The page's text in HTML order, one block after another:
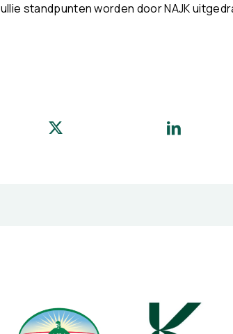
standpunten worden door NAJK